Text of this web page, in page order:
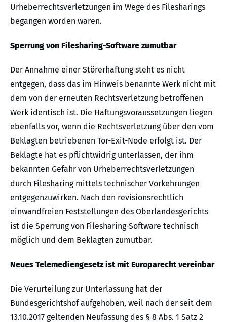
Urheberrechtsverletzungen im Wege des Filesharings
begangen worden waren.
Sperrung von Filesharing-Software zumutbar
Der Annahme einer Störerhaftung steht es nicht
entgegen, dass das im Hinweis benannte Werk nicht mit
dem von der erneuten Rechtsverletzung betroffenen
Werk identisch ist. Die Haftungsvoraussetzungen liegen
ebenfalls vor, wenn die Rechtsverletzung über den vom
Beklagten betriebenen Tor-Exit-Node erfolgt ist. Der
Beklagte hat es pflichtwidrig unterlassen, der ihm
bekannten Gefahr von Urheberrechtsverletzungen
durch Filesharing mittels technischer Vorkehrungen
entgegenzuwirken. Nach den revisionsrechtlich
einwandfreien Feststellungen des Oberlandesgerichts
ist die Sperrung von Filesharing-Software technisch
möglich und dem Beklagten zumutbar.
Neues Telemediengesetz ist mit Europarecht vereinbar
Die Verurteilung zur Unterlassung hat der
Bundesgerichtshof aufgehoben, weil nach der seit dem
13.10.2017 geltenden Neufassung des § 8 Abs. 1 Satz 2